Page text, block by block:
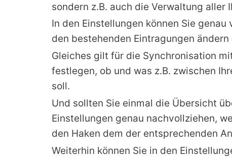
sondern z.B. auch die Verwaltung aller
In den Einstellungen können Sie
den bestehenden Eintragungen
Gleiches gilt für die Synchronisation
festlegen, ob und was z.B. zwischen
soll.
Und sollten Sie einmal die Übersicht
Einstellungen genau nachvollziehen,
den Haken dem der entsprechenden
Weiterhin können Sie in den